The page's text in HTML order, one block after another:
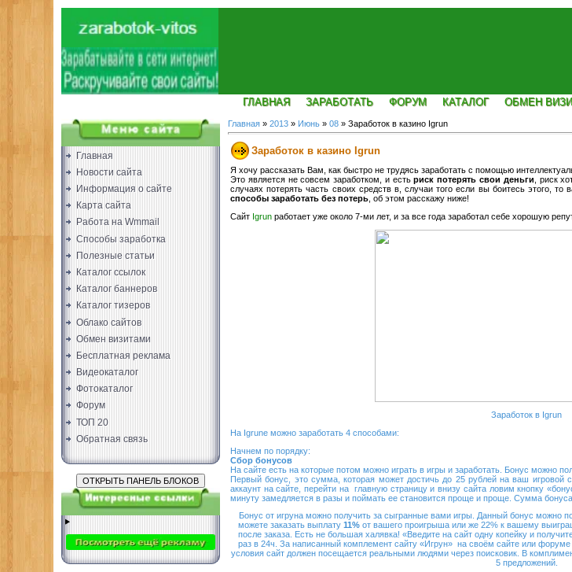
ГЛАВНАЯ ЗАРАБОТАТЬ ФОРУМ КАТАЛОГ ОБМЕН
Главная
Новости сайта
Информация о сайте
Карта сайта
Работа на Wmmail
Способы заработка
Полезные статьи
Каталог ссылок
Каталог баннеров
Каталог тизеров
Облако сайтов
Обмен визитами
Бесплатная реклама
Видеокаталог
Фотокаталог
Форум
ТОП 20
Обратная связь
Главная » 2013 » Июнь » 08 » Заработок в казино Igrun
Заработок в казино Igrun
Я хочу рассказать Вам, как быстро не трудясь заработать с помощью
Это является не совсем заработком, и естьриск потерять свои деньги , риск
случаях потерять часть своих средств в, случаи того если вы боитесь этого,
способы заработать без потерь , об этом расскажу ниже!
Сайт Igrun работает уже около 7-ми лет, и за все года заработал себе хорошую
Заработок в Igrun
На Igrune можно заработать 4 способами:
Начнем по порядку:
Сбор бонусов
На сайте есть на которые потом можно играть в игры и заработать. Бонус можно
Первый бонус, это сумма, которая может достичь до 25 рублей на ваш игровой
аккаунт на сайте, перейти на главную страницу и внизу сайта ловим кнопку
минуту замедляется в разы и поймать ее становится проще и проще. Сумма
Бонус от игруна можно получить за сыгранные вами игры. Данный бонус можно
можете заказать выплату 11% от вашего проигрыша или же 22% к вашему
после заказа. Есть не большая халявка! «Введите на сайт одну копейку и
раз в 24ч. За написанный комплемент сайту «Игрун» на своём сайте или
условия сайт должен посещается реальными людями через поисковик. В
5 предложений.